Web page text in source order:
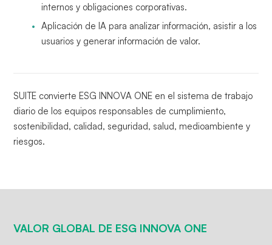
internos y obligaciones corporativas.
Aplicación de IA para analizar información, asistir a los
usuarios y generar información de valor.
SUITE convierte ESG INNOVA ONE en el sistema de trabajo
diario de los equipos responsables de cumplimiento,
sostenibilidad, calidad, seguridad, salud, medioambiente y
riesgos.
VALOR GLOBAL DE ESG INNOVA ONE